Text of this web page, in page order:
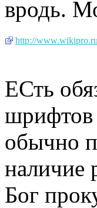
вродь.
http://
ЕСть
шрифтов
обычно
наличие
Бог